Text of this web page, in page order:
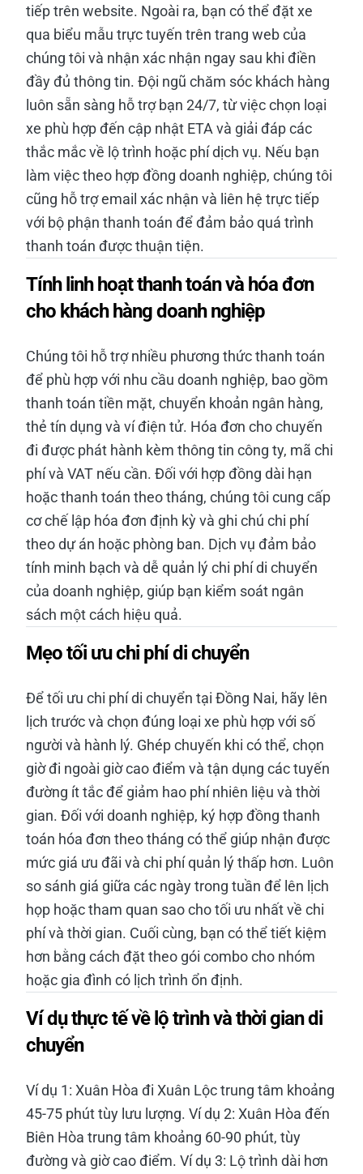
tiếp trên website. Ngoài ra, bạn có thể đặt xe
qua biểu mẫu trực tuyến trên trang web của
chúng tôi và nhận xác nhận ngay sau khi điền
đầy đủ thông tin. Đội ngũ chăm sóc khách hàng
luôn sẵn sàng hỗ trợ bạn 24/7, từ việc chọn loại
xe phù hợp đến cập nhật ETA và giải đáp các
thắc mắc về lộ trình hoặc phí dịch vụ. Nếu bạn
làm việc theo hợp đồng doanh nghiệp, chúng tôi
cũng hỗ trợ email xác nhận và liên hệ trực tiếp
với bộ phận thanh toán để đảm bảo quá trình
thanh toán được thuận tiện.
Tính linh hoạt thanh toán và hóa đơn
cho khách hàng doanh nghiệp
Chúng tôi hỗ trợ nhiều phương thức thanh toán
để phù hợp với nhu cầu doanh nghiệp, bao gồm
thanh toán tiền mặt, chuyển khoản ngân hàng,
thẻ tín dụng và ví điện tử. Hóa đơn cho chuyến
đi được phát hành kèm thông tin công ty, mã chi
phí và VAT nếu cần. Đối với hợp đồng dài hạn
hoặc thanh toán theo tháng, chúng tôi cung cấp
cơ chế lập hóa đơn định kỳ và ghi chú chi phí
theo dự án hoặc phòng ban. Dịch vụ đảm bảo
tính minh bạch và dễ quản lý chi phí di chuyển
của doanh nghiệp, giúp bạn kiểm soát ngân
sách một cách hiệu quả.
Mẹo tối ưu chi phí di chuyển
Để tối ưu chi phí di chuyển tại Đồng Nai, hãy lên
lịch trước và chọn đúng loại xe phù hợp với số
người và hành lý. Ghép chuyến khi có thể, chọn
giờ đi ngoài giờ cao điểm và tận dụng các tuyến
đường ít tắc để giảm hao phí nhiên liệu và thời
gian. Đối với doanh nghiệp, ký hợp đồng thanh
toán hóa đơn theo tháng có thể giúp nhận được
mức giá ưu đãi và chi phí quản lý thấp hơn. Luôn
so sánh giá giữa các ngày trong tuần để lên lịch
họp hoặc tham quan sao cho tối ưu nhất về chi
phí và thời gian. Cuối cùng, bạn có thể tiết kiệm
hơn bằng cách đặt theo gói combo cho nhóm
hoặc gia đình có lịch trình ổn định.
Ví dụ thực tế về lộ trình và thời gian di
chuyển
Ví dụ 1: Xuân Hòa đi Xuân Lộc trung tâm khoảng
45-75 phút tùy lưu lượng. Ví dụ 2: Xuân Hòa đến
Biên Hòa trung tâm khoảng 60-90 phút, tùy
đường và giờ cao điểm. Ví dụ 3: Lộ trình dài hơn